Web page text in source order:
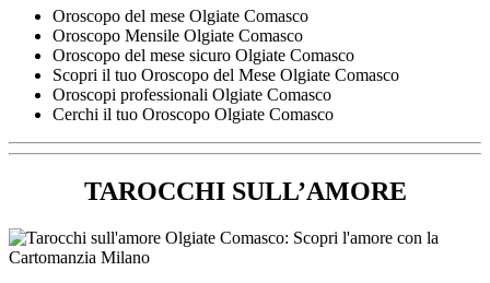
Oroscopo del mese Olgiate Comasco
Oroscopo Mensile Olgiate Comasco
Oroscopo del mese sicuro Olgiate Comasco
Scopri il tuo Oroscopo del Mese Olgiate Comasco
Oroscopi professionali Olgiate Comasco
Cerchi il tuo Oroscopo Olgiate Comasco
TAROCCHI SULL’AMORE